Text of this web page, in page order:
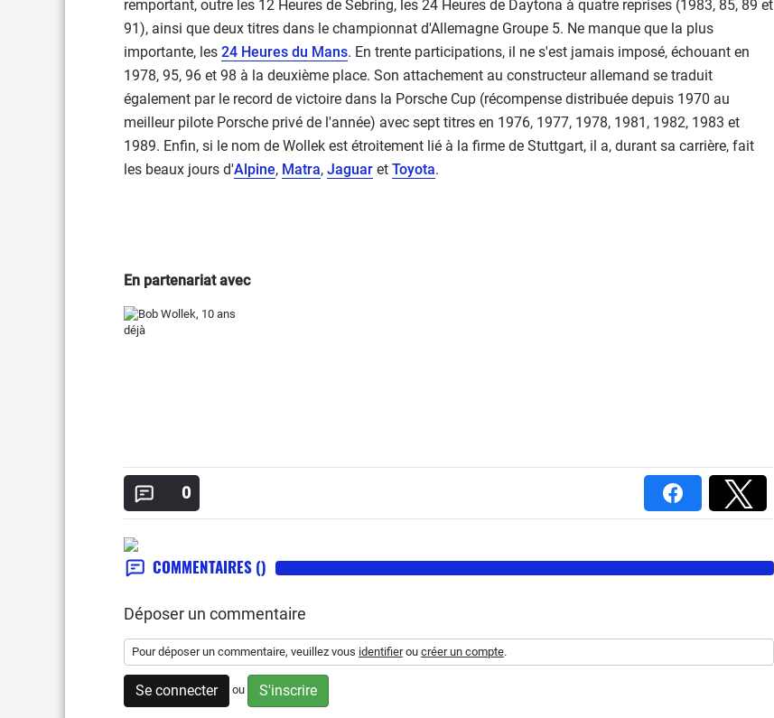
remportant, outre les 12 Heures de Sebring, les 24 Heures de Daytona à quatre reprises (1983, 85, 89 et
91), ainsi que deux titres dans le championnat d'Allemagne Groupe 5. Ne manque que la plus
importante, les 24 Heures du Mans. En trente participations, il ne s'est jamais imposé, échouant en
1978, 95, 96 et 98 à la deuxième place. Son attachement au constructeur allemand se traduit
également par le record de victoire dans la Porsche Cup (récompense distribuée depuis 1970 au
meilleur pilote Porsche privé de l'année) avec sept titres en 1976, 1977, 1978, 1981, 1982, 1983 et
1989. Enfin, si le nom de Wollek est étroitement lié à la firme de Stuttgart, il a, durant sa carrière, fait
les beaux jours d'Alpine, Matra, Jaguar et Toyota.
En partenariat avec
0
COMMENTAIRES ()
Déposer un commentaire
Pour déposer un commentaire, veuillez vous identifierou créer un compte.
Se connecter ou S'inscrire